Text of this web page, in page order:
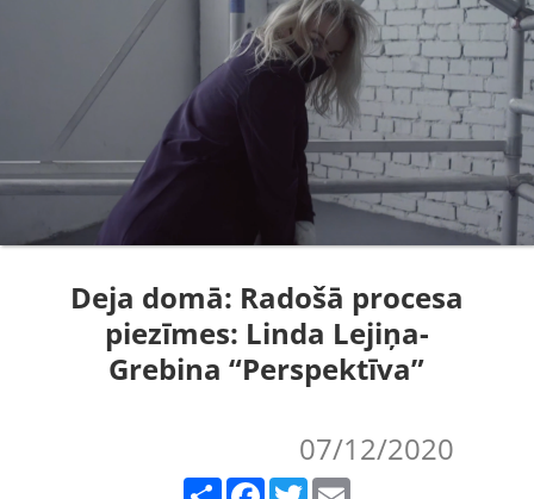
Deja domā: Radošā procesa
piezīmes: Linda Lejiņa-
Grebina “Perspektīva”
07/12/2020
Facebook Twitter